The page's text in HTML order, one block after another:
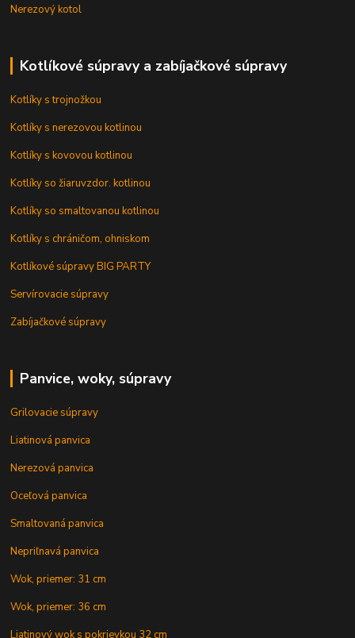
Nerezový kotol
Kotlíkové súpravy a zabíjačkové súpravy
Kotlíky s trojnožkou
Kotlíky s nerezovou kotlinou
Kotlíky s kovovou kotlinou
Kotlíky so žiaruvzdor. kotlinou
Kotlíky so smaltovanou kotlinou
Kotlíky s chráničom, ohniskom
Kotlíkové súpravy BIG PARTY
Servírovacie súpravy
Zabíjačkové súpravy
Panvice, woky, súpravy
Grilovacie súpravy
Liatinová panvica
Nerezová panvica
Oceľová panvica
Smaltovaná panvica
Nepriľnavá panvica
Wok, priemer: 31 cm
Wok, priemer: 36 cm
Liatinový wok s pokrievkou 32 cm